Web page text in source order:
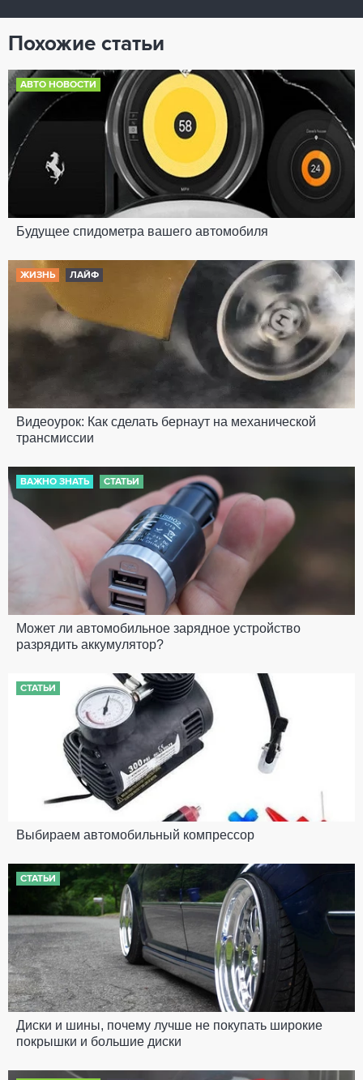
Похожие статьи
АВТО НОВОСТИ
Будущее спидометра вашего автомобиля
ЖИЗНЬ ЛАЙФ
Видеоурок: Как сделать бернаут на механической
трансмиссии
ВАЖНО ЗНАТЬ СТАТЬИ
Может ли автомобильное зарядное устройство
разрядить аккумулятор?
СТАТЬИ
Выбираем автомобильный компрессор
СТАТЬИ
Диски и шины, почему лучше не покупать широкие
покрышки и большие диски